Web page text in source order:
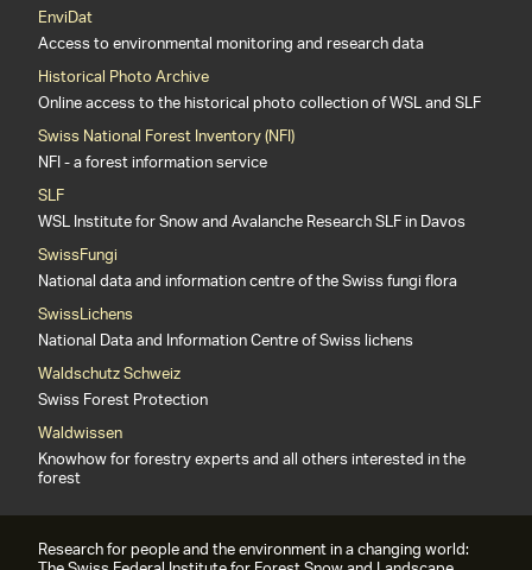
EnviDat
Access to environmental monitoring and research data
Historical Photo Archive
Online access to the historical photo collection of WSL and SLF
Swiss National Forest Inventory (NFI)
NFI - a forest information service
SLF
WSL Institute for Snow and Avalanche Research SLF in Davos
SwissFungi
National data and information centre of the Swiss fungi flora
SwissLichens
National Data and Information Centre of Swiss lichens
Waldschutz Schweiz
Swiss Forest Protection
Waldwissen
Knowhow for forestry experts and all others interested in the
forest
Research for people and the environment in a changing world: